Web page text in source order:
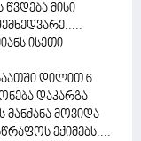
მისი
ისეთი
დილით 6
დაკარგა
მანქანა მოვიდა
ექიმებს....